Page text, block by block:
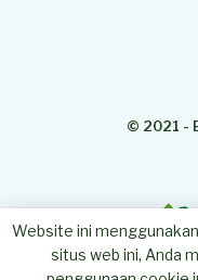
© 2021 -
Website ini
situs web ini, Anda